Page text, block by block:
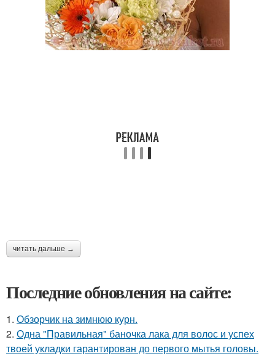
читать дальше →
Последние обновления на сайте:
1. Обзорчик на зимнюю курн.
2. Одна "Правильная" баночка лака для волос и успех
твоей укладки гарантирован до первого мытья головы.